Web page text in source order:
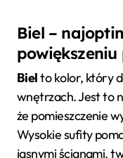
Biel –
powiększeniu
Bielto kolor, który
wnętrzach. Jest to
że pomieszczenie
Wysokie sufity
jasnymi ścianami,